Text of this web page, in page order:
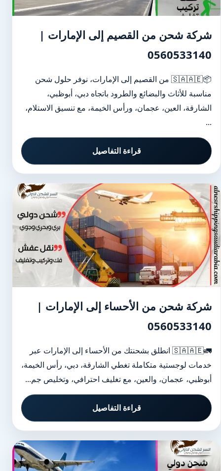
شركة شحن من القصيم إلى الإمارات |
0560533140
📦🇸🇦🇦🇪 من القصيم إلى الإمارات، نوفر حلول شحن
مناسبة للأثاث والبضائع والطرود باتجاه دبي، أبوظبي،
الشارقة، العين، عجمان، ورأس الخيمة، مع تنسيق الاستلام،
...
قراءة التفاصيل
شركة شحن من الأحساء إلى الإمارات |
0560533140
🚛🇸🇦🇦🇪 انطلق بشحنتك من الأحساء إلى الإمارات عبر
خدمات لوجستية متكاملة تغطي الشارقة، دبي، رأس الخيمة،
أبوظبي، عجمان، والعين، مع تغليف احترافي، وتخليص جم...
قراءة التفاصيل